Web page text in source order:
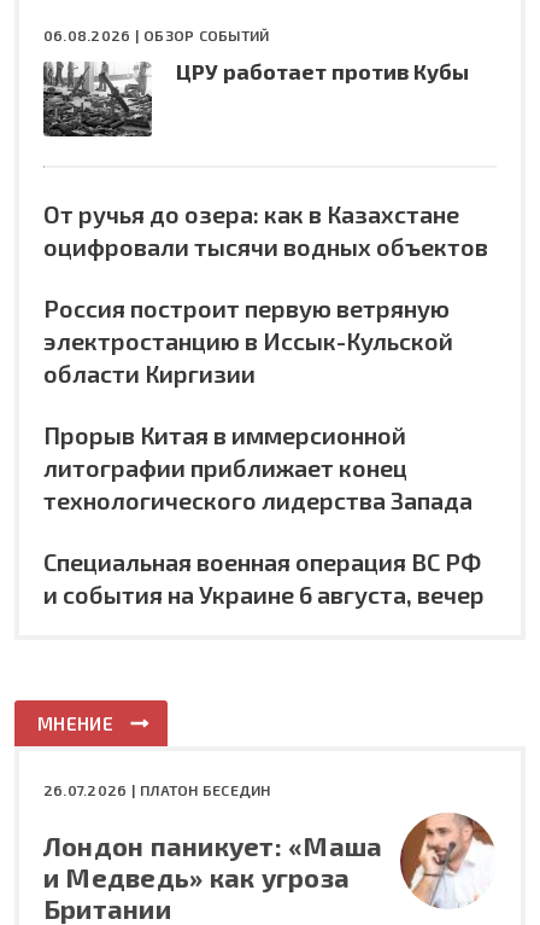
06.08.2026 | ОБЗОР СОБЫТИЙ
ЦРУ работает против Кубы
От ручья до озера: как в Казахстане
оцифровали тысячи водных объектов
Россия построит первую ветряную
электростанцию в Иссык-Кульской
области Киргизии
Прорыв Китая в иммерсионной
литографии приближает конец
технологического лидерства Запада
Специальная военная операция ВС РФ
и события на Украине 6 августа, вечер
МНЕНИЕ
26.07.2026 | ПЛАТОН БЕСЕДИН
Лондон паникует: «Маша
и Медведь» как угроза
Британии